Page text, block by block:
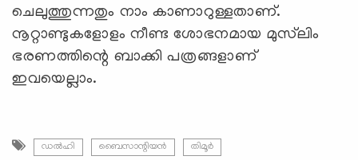
ചെലുത്തുന്നതും നാം കാണാറുള്ളതാണ്.
നൂറ്റാണ്ടുകളോളം നീണ്ട ശോഭനമായ മുസ്‍ലിം
ഭരണത്തിന്റെ ബാക്കി പത്രങ്ങളാണ്
ഇവയെല്ലാം.
ഡല്‍ഹി ബൈസാന്റിയൻ തിമൂർ